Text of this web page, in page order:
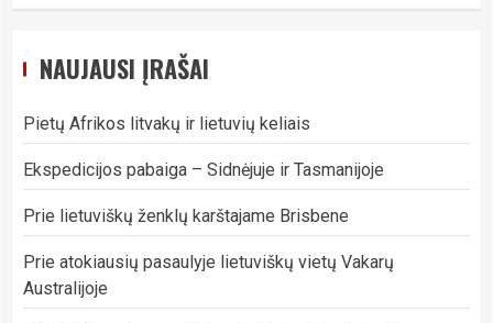
NAUJAUSI ĮRAŠAI
Pietų Afrikos litvakų ir lietuvių keliais
Ekspedicijos pabaiga – Sidnėjuje ir Tasmanijoje
Prie lietuviškų ženklų karštajame Brisbene
Prie atokiausių pasaulyje lietuviškų vietų Vakarų
Australijoje